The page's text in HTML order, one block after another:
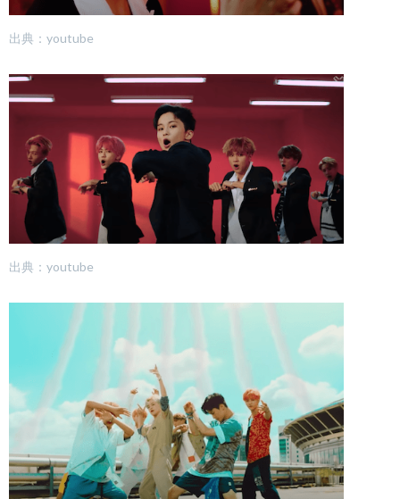
出典：youtube
出典：youtube